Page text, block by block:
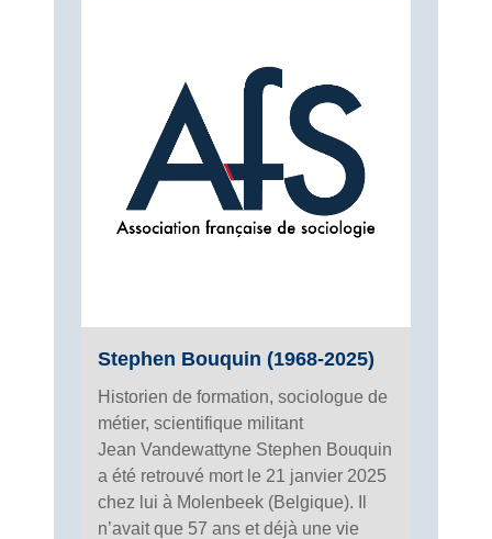
Stephen Bouquin (1968-2025)
Historien de formation, sociologue de
métier, scientifique militant
Jean Vandewattyne Stephen Bouquin
a été retrouvé mort le 21 janvier 2025
chez lui à Molenbeek (Belgique). Il
n’avait que 57 ans et déjà une vie